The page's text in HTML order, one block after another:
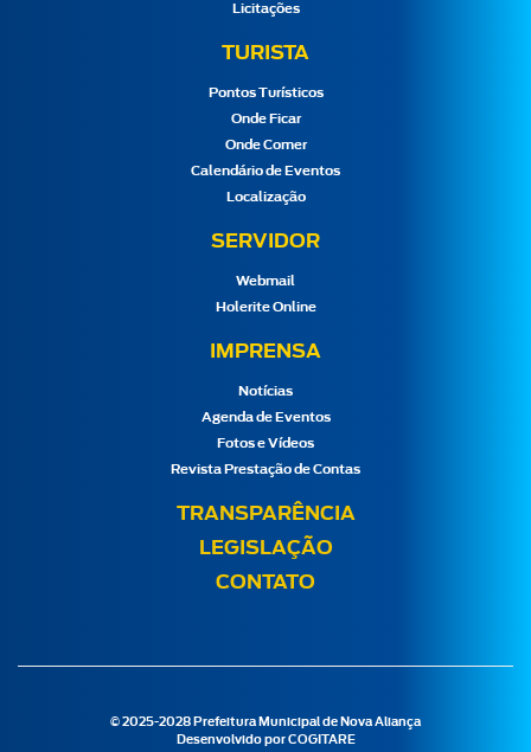
Licitações
TURISTA
Pontos Turísticos
Onde Ficar
Onde Comer
Calendário de Eventos
Localização
SERVIDOR
Webmail
Holerite Online
IMPRENSA
Notícias
Agenda de Eventos
Fotos e Vídeos
Revista Prestação de Contas
TRANSPARÊNCIA
LEGISLAÇÃO
CONTATO
© 2025-2028 Prefeitura Municipal de Nova Aliança
Desenvolvido por COGITARE